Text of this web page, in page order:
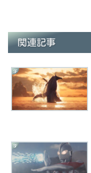
関連記事
SF
SF